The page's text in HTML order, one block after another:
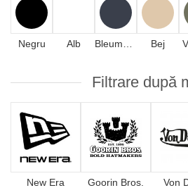
Negru Alb Bej
Filtrare după
New Era Goorin Bros. Von